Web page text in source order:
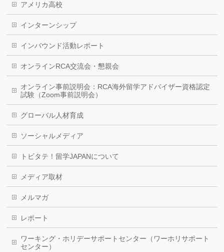
アメリカ高校
インターンシップ
インバウンド活動レポート
オンラインRCA交流会・懇親会
オンライン事前説明会：RCA海外留学アドバイザー資格認定
試験（Zoom事前説明会）
グローバル人材育成
ソーシャルメディア
トビタテ！留学JAPANについて
メディア取材
メルマガ
レポート
ワーキング・ホリデーサポートセンター（ワーホリサポート
センター）